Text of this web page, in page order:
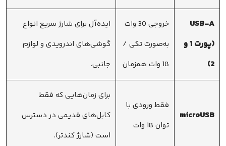
USB-A
(پورت 1 و
2)
خروجی 30 وات
به‌صورت تکی /
18 وات همزمان
ایده‌آل برای شارژ سریع انواع
گوشی‌های اندرویدی و لوازم
جانبی.
microUSB
فقط ورودی با
توان 18 وات
برای زمان‌هایی که فقط
کابل‌های قدیمی در دسترس
است (شارژ کندتر).